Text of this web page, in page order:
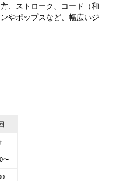
、ストローク、コード（和
やポップスなど、幅広いジ
〜